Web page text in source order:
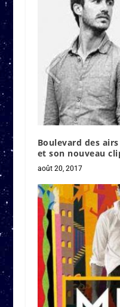
Boulevard des
et son nouveau
août 20, 2017